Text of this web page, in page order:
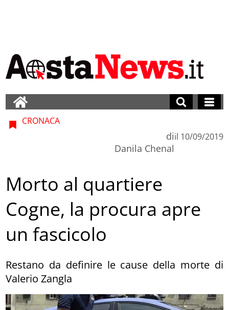
CRONACA
di
Danila Chenal
il 10/09/2019
Morto al quartiere
Cogne, la procura apre
un fascicolo
Restano da definire le cause della morte di
Valerio Zangla